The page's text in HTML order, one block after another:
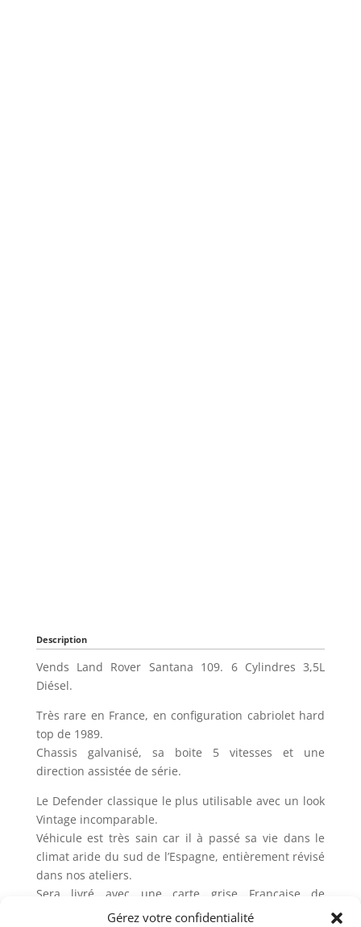
Gérez votre confidentialité
Description
Vends Land Rover Santana 109. 6 Cylindres 3,5L
Diésel.
Très rare en France, en configuration cabriolet hard
top de 1989.
Chassis galvanisé, sa boite 5 vitesses et une
direction assistée de série.
Le Defender classique le plus utilisable avec un look
Vintage incomparable.
Véhicule est très sain car il à passé sa vie dans le
climat aride du sud de l’Espagne, entièrement révisé
dans nos ateliers.
Sera livré avec une carte grise Française de
collection, une expertise valeur agrée, un contrôle